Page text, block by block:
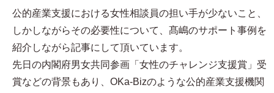
公的産業支援における女性相談員の担い手が少ないこと、
しかしながらその必要性について、髙嶋のサポート事例を
紹介しながら記事にして頂いています。
先日の内閣府男女共同参画「女性のチャレンジ支援賞」受
賞などの背景もあり、OKa-Bizのような公的産業支援機関